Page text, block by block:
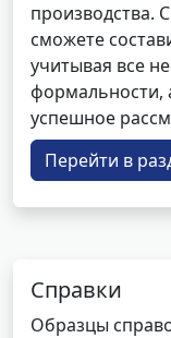
производства.
сможете
учитывая все
формальности,
успешное
Перейти в
Справки
Образцы